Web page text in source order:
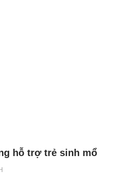
hỗ trợ trẻ sinh mổ